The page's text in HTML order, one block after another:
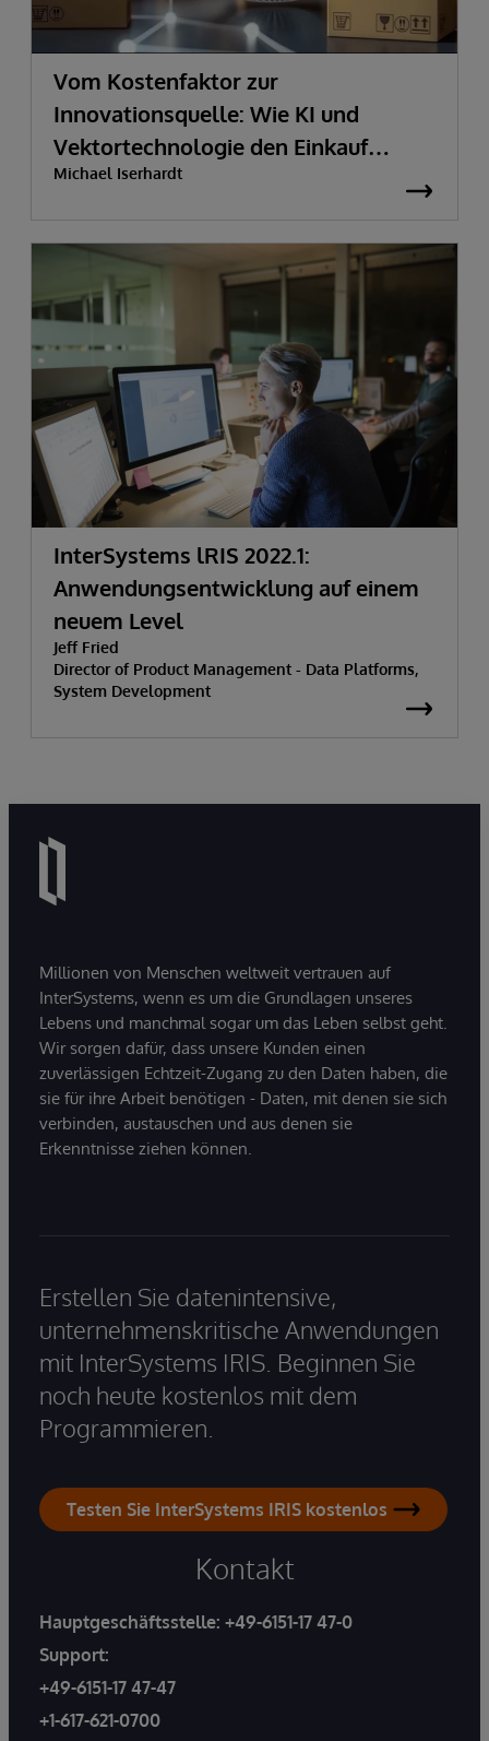
Vom Kostenfaktor zur
Innovationsquelle: Wie KI und
Vektortechnologie den Einkauf
transformieren
Michael Iserhardt
InterSystems lRIS 2022.1:
Anwendungsentwicklung auf einem
neuem Level
Jeff Fried
Director of Product Management - Data Platforms,
System Development
Millionen von Menschen weltweit vertrauen auf
InterSystems, wenn es um die Grundlagen unseres
Lebens und manchmal sogar um das Leben selbst geht.
Wir sorgen dafür, dass unsere Kunden einen
zuverlässigen Echtzeit-Zugang zu den Daten haben, die
sie für ihre Arbeit benötigen - Daten, mit denen sie sich
verbinden, austauschen und aus denen sie
Erkenntnisse ziehen können.
Erstellen Sie datenintensive,
unternehmenskritische Anwendungen
mit InterSystems IRIS. Beginnen Sie
noch heute kostenlos mit dem
Programmieren.
Testen Sie InterSystems IRIS kostenlos
Kontakt
Hauptgeschäftsstelle: +49-6151-17 47-0
Support:
+49-6151-17 47-47
+1-617-621-0700